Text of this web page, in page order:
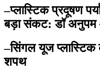
–प्लास्टिक प्रदूषण
बड़ा संकट: डॉ अनुपम
–सिंगल यूज प्लास्टिक
शपथ